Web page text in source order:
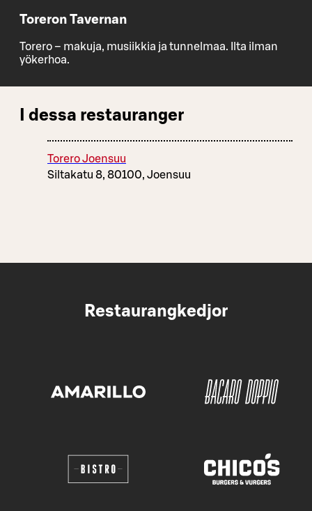
Toreron Tavernan
Torero – makuja, musiikkia ja tunnelmaa. Ilta ilman
yökerhoa.
I dessa restauranger
Torero Joensuu
Siltakatu 8, 80100, Joensuu
Restaurangkedjor